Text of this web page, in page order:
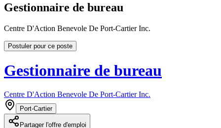
Gestionnaire de bureau
Centre D'Action Benevole De Port-Cartier Inc.
Postuler pour ce poste
Gestionnaire de bureau
Centre D'Action Benevole De Port-Cartier Inc.
Port-Cartier
Partager l'offre d'emploi